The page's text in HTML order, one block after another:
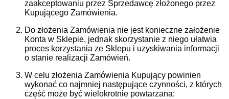
zaakceptowaniu przez Sprzedawcę złożonego przez
Kupującego Zamówienia.
Do złożenia Zamówienia nie jest konieczne założenie
Konta w Sklepie, jednak skorzystanie z niego ułatwia
proces korzystania ze Sklepu i uzyskiwania informacji
o stanie realizacji Zamówień.
W celu złożenia Zamówienia Kupujący powinien
wykonać co najmniej następujące czynności, z których
część może być wielokrotnie powtarzana: